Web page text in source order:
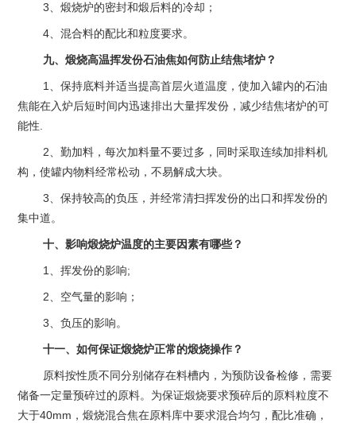
3、煅烧炉的密封和煅后料的冷却；
4、混合料的配比和粒度要求。
九、煅烧高温挥发份石油焦如何防止结焦堵炉？
1、保持底料并适当提高首层火道温度，使加入罐内的石油
焦能在入炉后短时间内迅速排出大量挥发份，减少结焦堵炉的可
能性.
2、勤加料，每次加料量不要过多，同时采取连续加排料机
构，使罐内物料经常松动，不易解成大块。
3、保持较高的负压，并经常清扫挥发份的出口和挥发份的
集中道。
十、影响煅烧炉温度的主要因素有哪些？
1、挥发份的影响;
2、空气量的影响；
3、负压的影响。
十一、如何保证煅烧炉正常的煅烧操作？
原料按性质不同分别储存在料槽内，为预防设备检修，需要
储备一定量预碎过的原料。为保证煅烧要求预碎后的原料粒度不
大于40mm，煅烧混合焦在原料库中要求混合均匀，配比准确，